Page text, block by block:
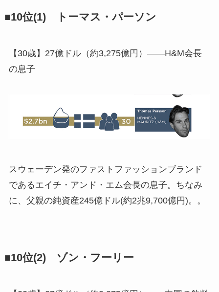
■10位(1) トーマス・パーソン
【30歳】27億ドル（約3,275億円）――H&M会長
の息子
スウェーデン発のファストファッションブランド
であるエイチ・アンド・エム会長の息子。ちなみ
に、父親の純資産245億ドル(約2兆9,700億円)。。
■10位(2) ゾン・フーリー